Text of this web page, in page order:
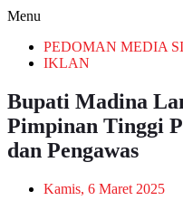
Menu
PEDOMAN MEDIA
IKLAN
Bupati Madina
Pimpinan Tinggi
dan Pengawas
Kamis, 6 Maret 2025